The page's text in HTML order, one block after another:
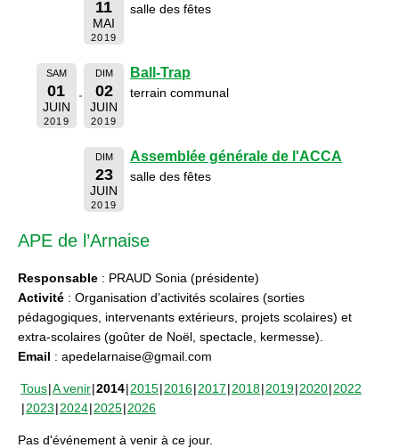
11
MAI
2019
salle des fêtes
SAM
01
JUIN
2019
DIM
02
JUIN
2019
Ball-Trap
terrain communal
DIM
23
JUIN
2019
Assemblée générale de l'ACCA
salle des fêtes
APE de l’Arnaise
Responsable : PRAUD Sonia (présidente)
Activité : Organisation d’activités scolaires (sorties
pédagogiques, intervenants extérieurs, projets scolaires) et
extra-scolaires (goûter de Noël, spectacle, kermesse).
Email : apedelarnaise@gmail.com
Tous A venir 2014 2015 2016 2017 2018 2019 2020 2022
2023 2024 2025 2026
Pas d'événement à venir à ce jour.